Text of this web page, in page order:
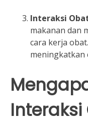
Interaksi
makanan dan
cara kerja
meningkatkan